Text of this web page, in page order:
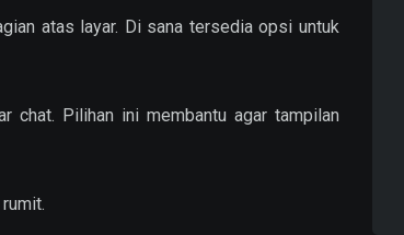
atas layar. Di sana tersedia opsi untuk
chat. Pilihan ini membantu agar tampilan